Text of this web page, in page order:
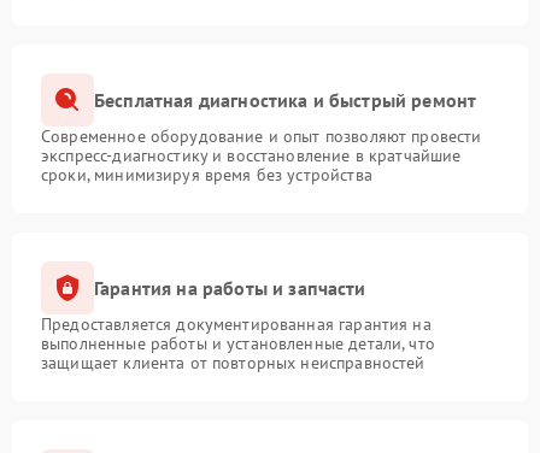
Бесплатная диагностика и быстрый ремонт
Современное оборудование и опыт позволяют провести
экспресс-диагностику и восстановление в кратчайшие
сроки, минимизируя время без устройства
Гарантия на работы и запчасти
Предоставляется документированная гарантия на
выполненные работы и установленные детали, что
защищает клиента от повторных неисправностей